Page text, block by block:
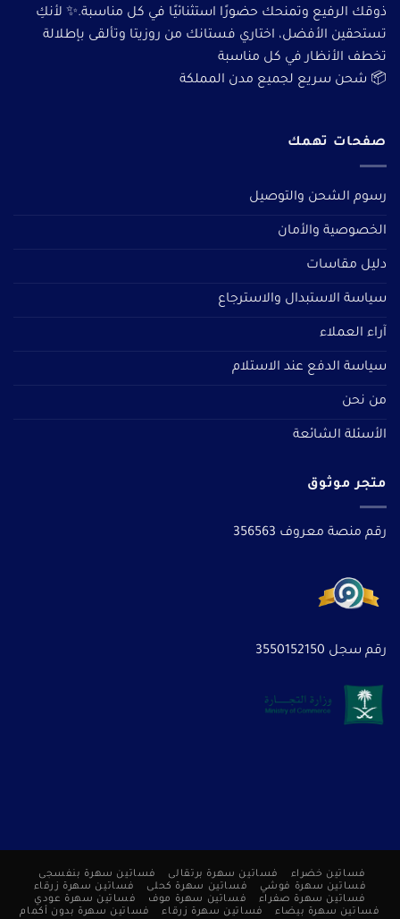
ذوقك الرفيع وتمنحك حضورًا استثنائيًا في كل مناسبة.✨ لأنكِ
تستحقين الأفضل، اختاري فستانك من روزيتا وتألقى بإطلالة
تخطف الأنظار في كل مناسبة
📦 شحن سريع لجميع مدن المملكة
صفحات تهمك
رسوم الشحن والتوصيل
الخصوصية والأمان
دليل مقاسات
سياسة الاستبدال والاسترجاع
آراء العملاء
سياسة الدفع عند الاستلام
من نحن
الأسئلة الشائعة
متجر موثوق
رقم منصة معروف 356563
رقم سجل 3550152150
فساتين خضراء فساتين سهرة برتقالى
فساتين سهرة بنفسجى
فساتين سهرة فوشي
فساتين سهرة كحلى
فساتين سهرة زرقاء
فساتين سهرة صفراء
فساتين سهرة موف
فساتين سهرة عودي
فساتين سهرة بيضاء
فساتين سهرة زرقاء
فساتين سهرة بدون أكمام